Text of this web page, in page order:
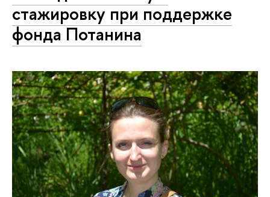
стажировку при поддержке
фонда Потанина